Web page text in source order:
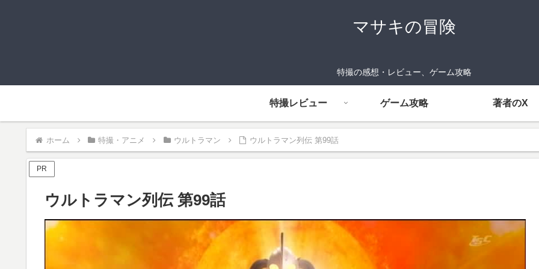
マサキの冒険
特撮の感想・レビュー、ゲーム攻略
特撮レビュー ゲーム攻略 著者のX
ホーム 特撮・アニメ ウルトラマン ウルトラマン列伝 第99話
PR
ウルトラマン列伝 第99話